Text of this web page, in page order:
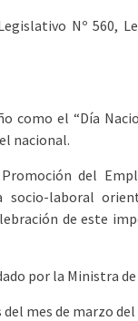
Nº 560,
como el “Día
nacional.
del
socio-laboral
de este
por la Ministra
del mes de marzo